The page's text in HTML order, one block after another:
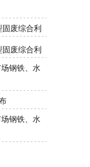
废综合利
废综合利
场钢铁、水
场钢铁、水